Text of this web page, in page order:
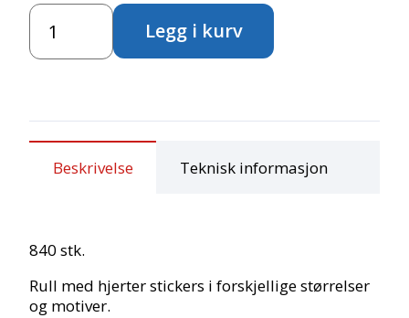
Hjerter
stickers
på
Legg i kurv
Beskrivelse Teknisk informasjon
840 stk.
Rull med hjerter stickers i forskjellige størrelser
og motiver.